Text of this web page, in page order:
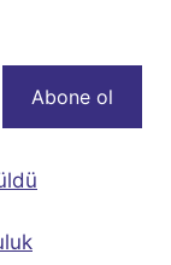
Abone ol